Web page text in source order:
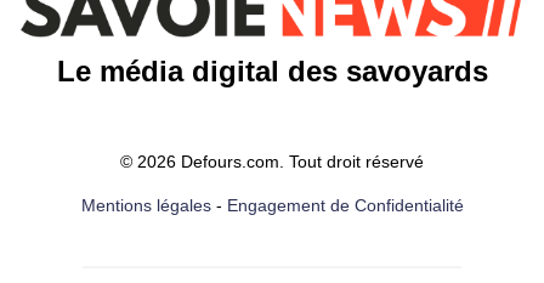
Le média digital des savoyards
© 2026 Defours.com. Tout droit réservé
Mentions légales- Engagement de Confidentialité